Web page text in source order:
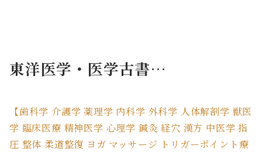
東洋医学・医学古書…
【歯科学 介護学 薬理学 内科学 外科学 人体解剖学 獣医
学 臨床医療 精神医学 心理学 鍼灸 経穴 漢方 中医学 指
圧 整体 柔道整復 ヨガ マッサージ トリガーポイント療